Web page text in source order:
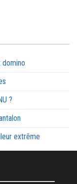
domino
?
extrême